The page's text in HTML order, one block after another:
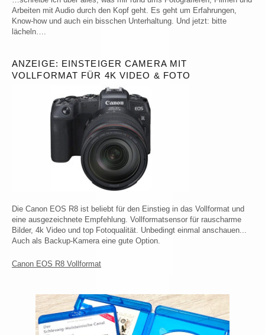
Arbeiten mit Audio durch den Kopf geht. Es geht um Erfahrungen,
Know-how und auch ein bisschen Unterhaltung. Und jetzt: bitte
lächeln….
ANZEIGE: EINSTEIGER CAMERA MIT
VOLLFORMAT FÜR 4K VIDEO & FOTO
Die Canon EOS R8 ist beliebt für den Einstieg in das Vollformat und
eine ausgezeichnete Empfehlung. Vollformatsensor für rauscharme
Bilder, 4k Video und top Fotoqualität. Unbedingt einmal anschauen...
Auch als Backup-Kamera eine gute Option.
Canon EOS R8 Vollformat